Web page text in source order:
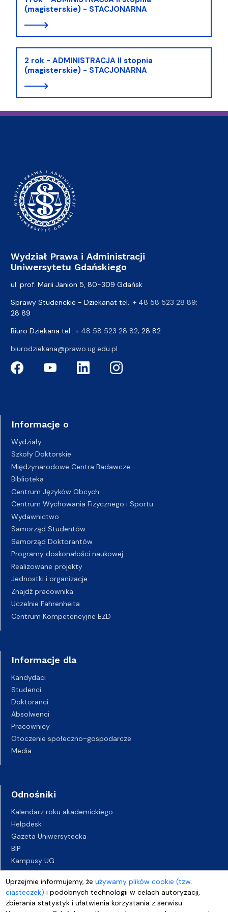
Uprzejmie informujemy, żeużywamy plików cookie (tzw.
ciasteczek) i podobnych technologii w celach autoryzacji,
zbierania statystyk i ułatwienia korzystania z serwisu
(magisterskie) - STACJONARNA
2 rok - ADMINISTRACJA II stopnia
(magisterskie) - STACJONARNA
Wydział Prawa i Administracji
Uniwersytetu Gdańskiego
ul. prof. Marii Janion 5, 80-309 Gdańsk
Sprawy Studenckie - Dziekanat tel.: + 48 58 523 28 89;
28 89
Biuro Dziekana tel.: + 48 58 523 28 82; 28 82
biurodziekana@prawo.ug.edu.pl
Informacje o
Wydziały
Szkoły Doktorskie
Międzynarodowe Centra Badawcze
Biblioteka
Centrum Języków Obcych
Centrum Wychowania Fizycznego i Sportu
Wydawnictwo
Samorząd Studentów
Samorząd Doktorantów
Programy doskonałości naukowej
Realizowane projekty
Jednostki i organizacje
Znajdź pracownika
Uczelnie Fahrenheita
Centrum Kompetencyjne EZD
Informacje dla
Kandydaci
Studenci
Doktoranci
Absolwenci
Pracownicy
Otoczenie społeczno-gospodarcze
Media
Odnośniki
Kalendarz roku akademickiego
Helpdesk
Gazeta Uniwersytecka
BIP
Kampusy UG
Biuro Karier UG
Oferty pracy
Deklaracja dostępności